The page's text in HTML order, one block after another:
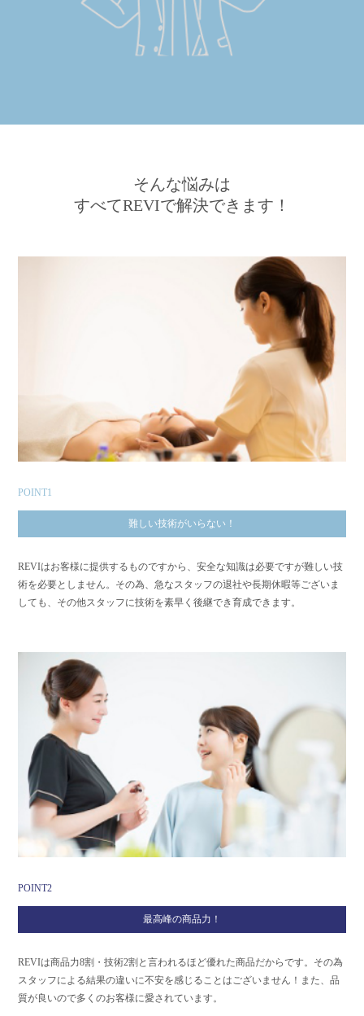
そんな悩みは
すべてREVIで解決できます！
POINT1
難しい技術がいらない！
REVIはお客様に提供するものですから、安全な知識は必要ですが難しい技
術を必要としません。その為、急なスタッフの退社や長期休暇等ございま
しても、その他スタッフに技術を素早く後継でき育成できます。
POINT2
最高峰の商品力！
REVIは商品力8割・技術2割と言われるほど優れた商品だからです。その為
スタッフによる結果の違いに不安を感じることはございません！また、品
質が良いので多くのお客様に愛されています。